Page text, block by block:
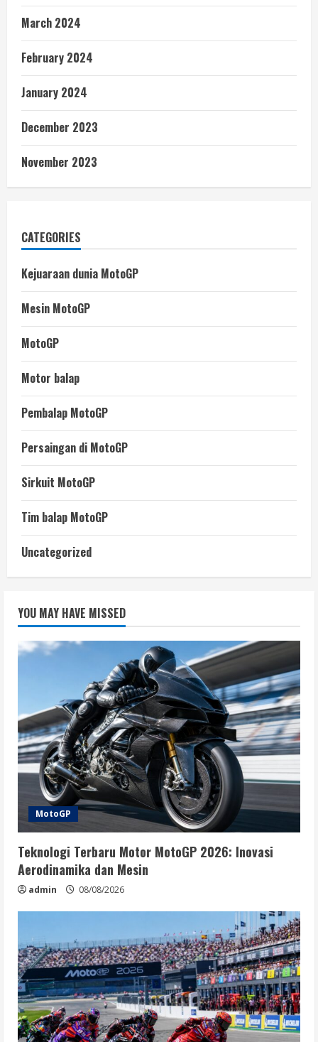
March 2024
February 2024
January 2024
December 2023
November 2023
CATEGORIES
Kejuaraan dunia MotoGP
Mesin MotoGP
MotoGP
Motor balap
Pembalap MotoGP
Persaingan di MotoGP
Sirkuit MotoGP
Tim balap MotoGP
Uncategorized
YOU MAY HAVE MISSED
MotoGP
Teknologi Terbaru Motor MotoGP 2026: Inovasi
Aerodinamika dan Mesin
admin 08/08/2026